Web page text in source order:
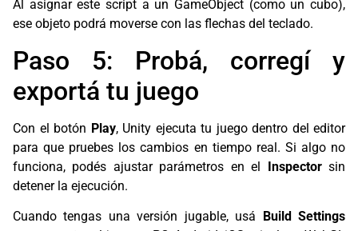
Al asignar este script a un GameObject (como un cubo),
ese objeto podrá moverse con las flechas del teclado.
Paso 5: Probá, corregí y
exportá tu juego
Con el botón Play, Unity ejecuta tu juego dentro del editor
para que pruebes los cambios en tiempo real. Si algo no
funciona, podés ajustar parámetros en el Inspectorsin
detener la ejecución.
Cuando tengas una versión jugable, usá Build Settings